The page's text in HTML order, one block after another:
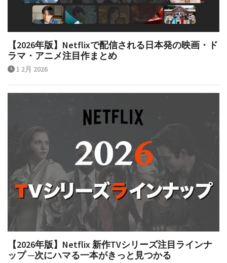
【2026年版】Netflixで配信される日本発の映画・ド
ラマ・アニメ注目作まとめ
1 2月 2026
【2026年版】Netflix 新作TVシリーズ注目ラインナ
ップ ─次にハマる一本がきっと見つかる